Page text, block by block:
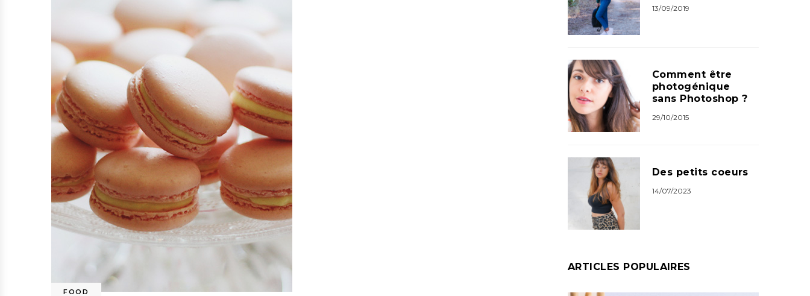
FOOD
13/09/2019
Comment être
photogénique
sans Photoshop ?
29/10/2015
Des petits coeurs
14/07/2023
ARTICLES POPULAIRES